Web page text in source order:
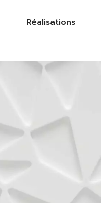
Réalisations